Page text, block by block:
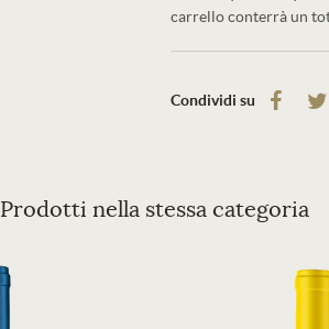
carrello conterrà un
Condividi su
Prodotti nella stessa categoria